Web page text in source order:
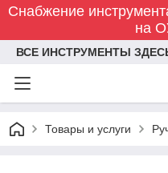
Снабжение
на
ВСЕ ИНСТРУМЕНТЫ
Товары и услуги